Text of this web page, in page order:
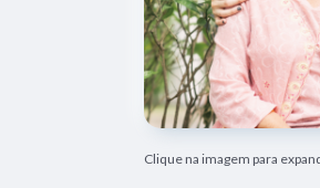
Clique na imagem para